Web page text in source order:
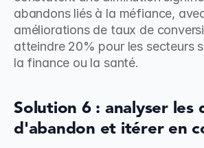
abandons liés à la méfiance,
améliorations de taux de
atteindre 20% pour les secteurs
la finance ou la santé.
Solution 6 : analyser les
d'abandon et itérer en